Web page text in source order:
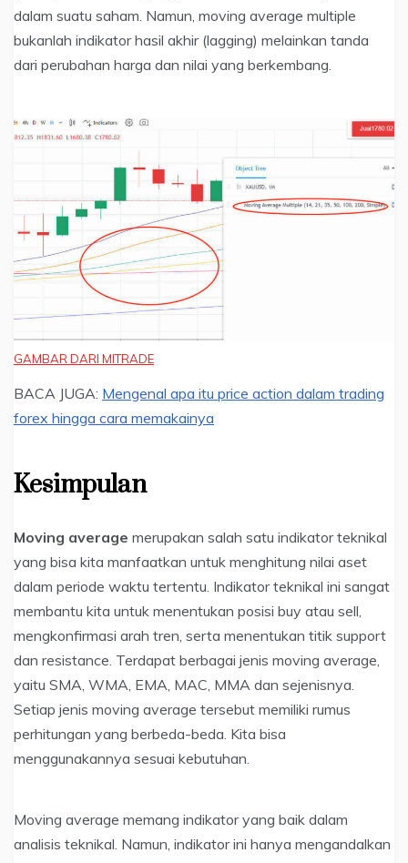
dalam suatu saham. Namun, moving average multiple
bukanlah indikator hasil akhir (lagging) melainkan tanda
dari perubahan harga dan nilai yang berkembang.
GAMBAR DARI MITRADE
BACA JUGA: Mengenal apa itu price action dalam trading
forex hingga cara memakainya
Kesimpulan
Moving average merupakan salah satu indikator teknikal
yang bisa kita manfaatkan untuk menghitung nilai aset
dalam periode waktu tertentu. Indikator teknikal ini sangat
membantu kita untuk menentukan posisi buy atau sell,
mengkonfirmasi arah tren, serta menentukan titik support
dan resistance. Terdapat berbagai jenis moving average,
yaitu SMA, WMA, EMA, MAC, MMA dan sejenisnya.
Setiap jenis moving average tersebut memiliki rumus
perhitungan yang berbeda-beda. Kita bisa
menggunakannya sesuai kebutuhan.
Moving average memang indikator yang baik dalam
analisis teknikal. Namun, indikator ini hanya mengandalkan